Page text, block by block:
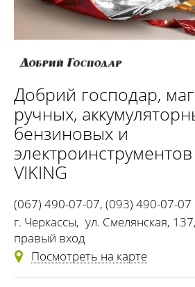
Добрий господар,
ручных,
бензиновых и
VIKING
(067) 490-07-07, (093) 490-07-07
г. Черкассы, ул. Смелянская,
правый вход
Посмотреть на карте